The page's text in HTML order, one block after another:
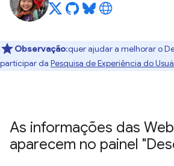
Observação:quer ajudar a melhorar o
participar da Pesquisa de Experiência do
As informações das
aparecem no painel